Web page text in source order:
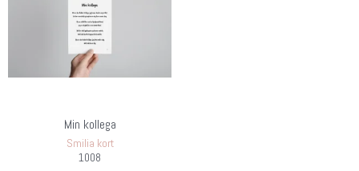
Min kollega
Smilia kort
1008